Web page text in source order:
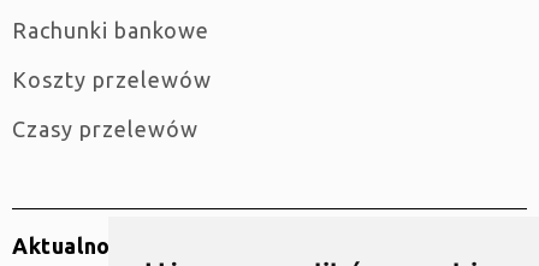
Rachunki bankowe
Koszty przelewów
Czasy przelewów
Aktualności